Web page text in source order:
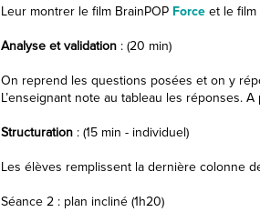
Leur montrer le film BrainPOP Force et le film
Analyse et validation : (20 min)
On reprend les questions posées et on y
L’enseignant note au tableau les réponses.
Structuration : (15 min - individuel)
Les élèves remplissent la dernière colonne
Séance 2 : plan incliné (1h20)